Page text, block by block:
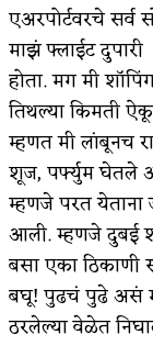
एअरपोर्टवरचे सर्व
माझं फ्लाईट
होता. मग मी
तिथल्या किमती
म्हणत मी लांबूनच
शूज, पर्फ्युम घेतले
म्हणजे परत येताना
आली. म्हणजे दुबई
बसा एका ठिकाणी
बघू! पुढचं पुढे असं
ठरलेल्या वेळेत